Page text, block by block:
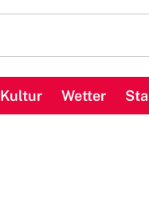
Kultur Wetter